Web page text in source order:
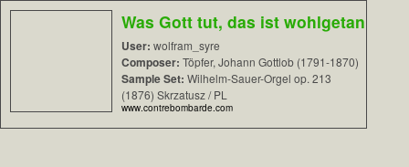
Was Gott tut, das ist wohlgetan
User: wolfram_syre
Composer: Töpfer, Johann Gottlob (1791-1870)
Sample Set: Wilhelm-Sauer-Orgel op. 213
(1876) Skrzatusz / PL
www.contrebombarde.com